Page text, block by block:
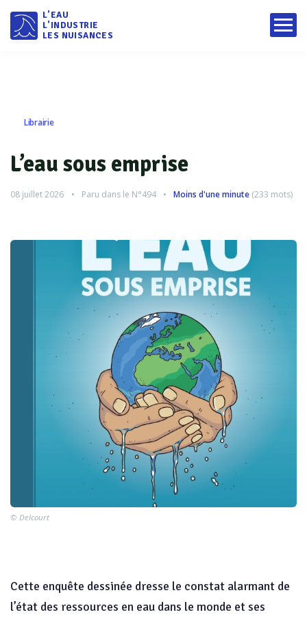
L'EAU
L'INDUSTRIE
LES NUISANCES
Librairie
L’eau sous emprise
08 juillet 2026 Paru dans le N°494 Moins d'une minute (233 mots)
© Delcourt
Cette enquête dessinée dresse le constat alarmant de
l’état des ressources en eau dans le monde et ses